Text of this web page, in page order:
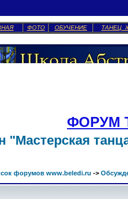
ФОТО ОБУЧЕНИЕ ТАНЕЦ
ФОРУМ
форумов www.beledi.ru ->